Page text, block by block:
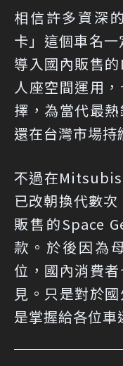
相信許多資深
卡」這個車名
導入國內販售
人座空間運用
擇，為當代最
還在台灣市場持
不過在
已改朝換代數
販售的Space
款。於後因為
位，國內消費
見。只是對於
是掌握給各位車